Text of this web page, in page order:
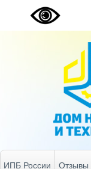
ИПБ России Отзывы